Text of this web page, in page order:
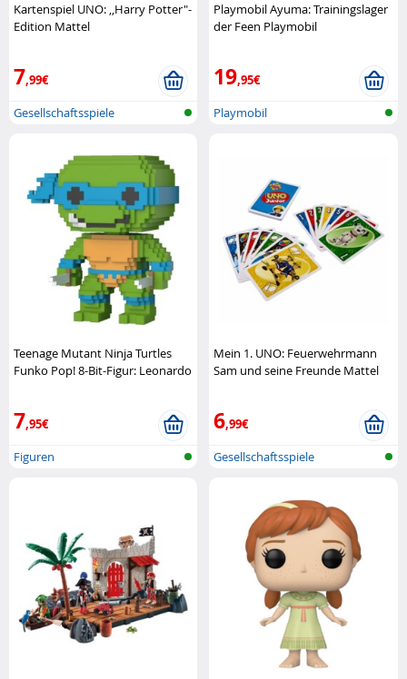
Kartenspiel UNO: ,,Harry Potter"-
Edition Mattel
7,99€
Gesellschaftsspiele
Playmobil Ayuma: Trainingslager
der Feen Playmobil
19,95€
Playmobil
Teenage Mutant Ninja Turtles
Funko Pop! 8-Bit-Figur: Leonardo
7,95€
Figuren
Mein 1. UNO: Feuerwehrmann
Sam und seine Freunde Mattel
6,99€
Gesellschaftsspiele